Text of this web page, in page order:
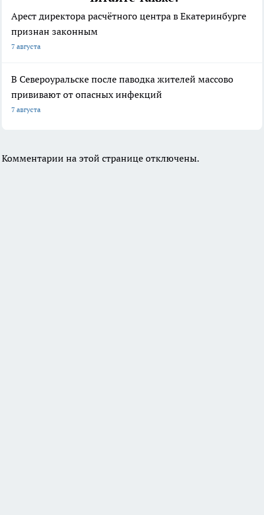
Арест директора расчётного центра в Екатеринбурге
признан законным
7 августа
В Североуральске после паводка жителей массово
прививают от опасных инфекций
7 августа
Комментарии на этой странице отключены.